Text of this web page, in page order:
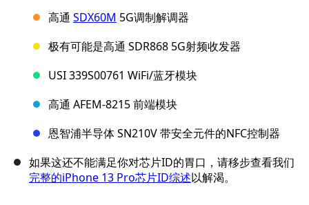
高通 SDX60M 5G调制解调器
极有可能是高通 SDR868 5G射频收发器
USI 339S00761 WiFi/蓝牙模块
高通 AFEM-8215 前端模块
恩智浦半导体 SN210V 带安全元件的NFC控制器
如果这还不能满足你对芯片ID的胃口，请移步查看我们
完整的iPhone 13 Pro芯片ID综述以解渴。